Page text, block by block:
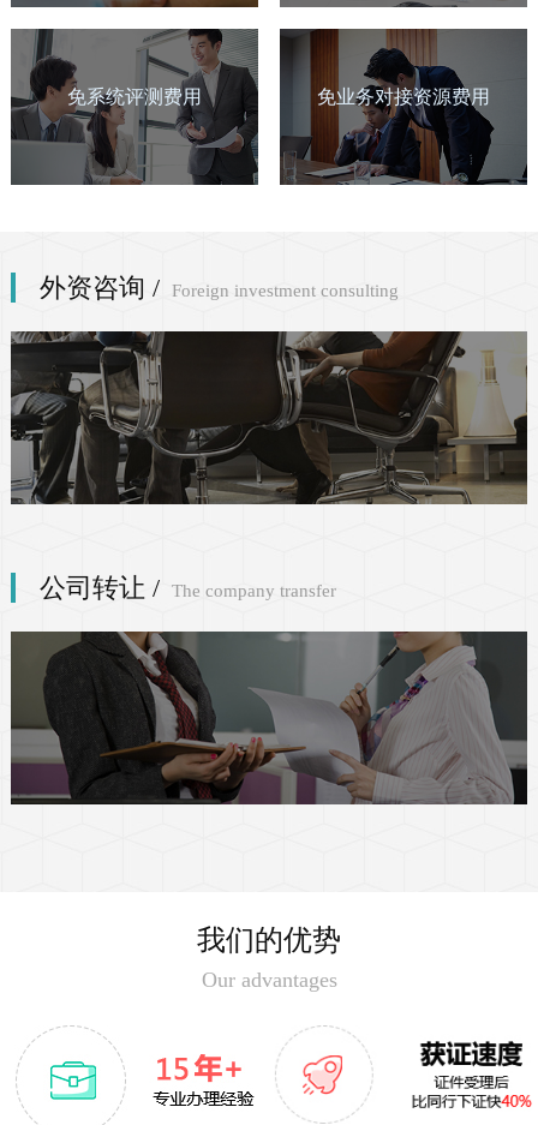
通过转售方式提供的蜂窝移动通信业务
（虚拟运营商业务）
固定网国内数据传送业务
国内甚小口径终端地球站(VSAT)通信
网络托管业务
呼叫中心许可证
内容分发网络业务(CDN许可证)
在线数据处理与交易处理业务（EDI许
可证）
免系统评测费用 免业务对接资源费用
外资咨询 / Foreign investment consulting
公司转让 / The company transfer
我们的优势
Our advantages